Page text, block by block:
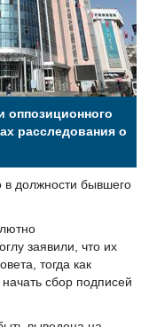
оппозиционного
расследования о
в должности бывшего
заявили, что их
тогда как
сбор подписей